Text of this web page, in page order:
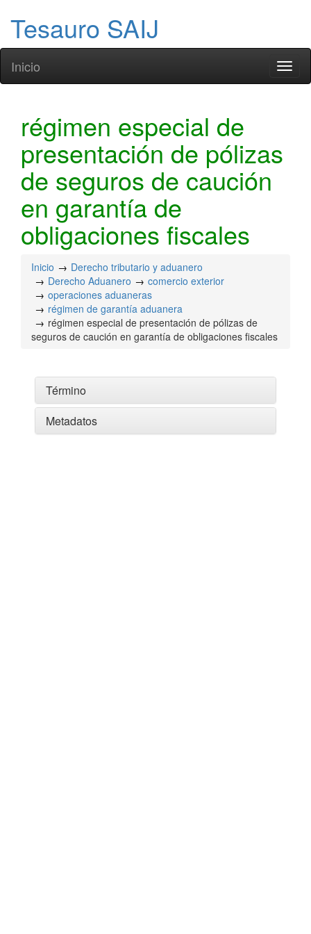
Tesauro SAIJ
Inicio
régimen especial de
presentación de pólizas
de seguros de caución
en garantía de
obligaciones fiscales
Inicio
Derecho tributario y aduanero
Derecho Aduanero
comercio exterior
operaciones aduaneras
régimen de garantía aduanera
régimen especial de presentación de pólizas de
seguros de caución en garantía de obligaciones fiscales
Término
Metadatos